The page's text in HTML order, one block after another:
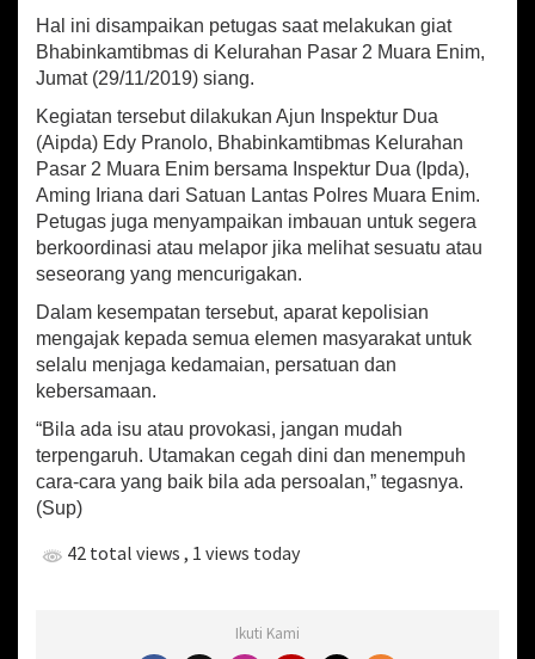
o
r
d
i
P
a
s
a
r
2
M
a
r
a
i
m
Hal ini disampaikan petugas saat melakukan giat
Bhabinkamtibmas di Kelurahan Pasar 2 Muara Enim,
Jumat (29/11/2019) siang.
Kegiatan tersebut dilakukan Ajun Inspektur Dua
(Aipda) Edy Pranolo, Bhabinkamtibmas Kelurahan
Pasar 2 Muara Enim bersama Inspektur Dua (Ipda),
Aming Iriana dari Satuan Lantas Polres Muara Enim.
Petugas juga menyampaikan imbauan untuk segera
berkoordinasi atau melapor jika melihat sesuatu atau
seseorang yang mencurigakan.
Dalam kesempatan tersebut, aparat kepolisian
mengajak kepada semua elemen masyarakat untuk
selalu menjaga kedamaian, persatuan dan
kebersamaan.
“Bila ada isu atau provokasi, jangan mudah
terpengaruh. Utamakan cegah dini dan menempuh
cara-cara yang baik bila ada persoalan,” tegasnya.
(Sup)
42 total views , 1 views today
Ikuti Kami